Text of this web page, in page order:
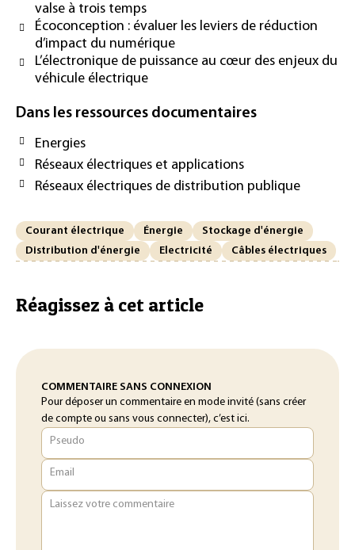
valse à trois temps
Écoconception : évaluer les leviers de réduction
d’impact du numérique
L’électronique de puissance au cœur des enjeux du
véhicule électrique
Dans les ressources documentaires
Energies
Réseaux électriques et applications
Réseaux électriques de distribution publique
Courant électrique Énergie
Stockage d'énergie
Distribution d'énergie
Electricité Câbles électriques
Réagissez à cet article
COMMENTAIRE SANS CONNEXION
Pour déposer un commentaire en mode invité (sans créer
de compte ou sans vous connecter), c’est ici.
Pseudo
Email
Laissez votre commentaire